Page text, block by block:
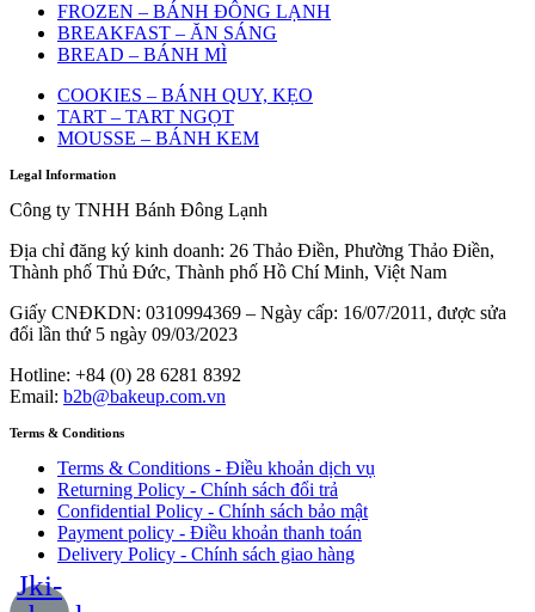
FROZEN – BÁNH ĐÔNG LẠNH
BREAKFAST – ĂN SÁNG
BREAD – BÁNH MÌ
COOKIES – BÁNH QUY, KẸO
TART – TART NGỌT
MOUSSE – BÁNH KEM
Legal Information
Công ty TNHH Bánh Đông Lạnh
Địa chỉ đăng ký kinh doanh: 26 Thảo Điền, Phường Thảo Điền,
Thành phố Thủ Đức, Thành phố Hồ Chí Minh, Việt Nam
Giấy CNĐKDN: 0310994369 – Ngày cấp: 16/07/2011, được sửa
đổi lần thứ 5 ngày 09/03/2023
Hotline: +84 (0) 28 6281 8392
Email: b2b@bakeup.com.vn
Terms & Conditions
Terms & Conditions - Điều khoản dịch vụ
Returning Policy - Chính sách đổi trả
Confidential Policy - Chính sách bảo mật
Payment policy - Điều khoản thanh toán
Delivery Policy - Chính sách giao hàng
Jki-